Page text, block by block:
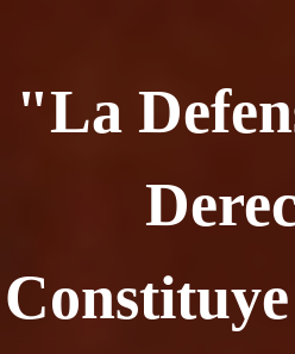
"La